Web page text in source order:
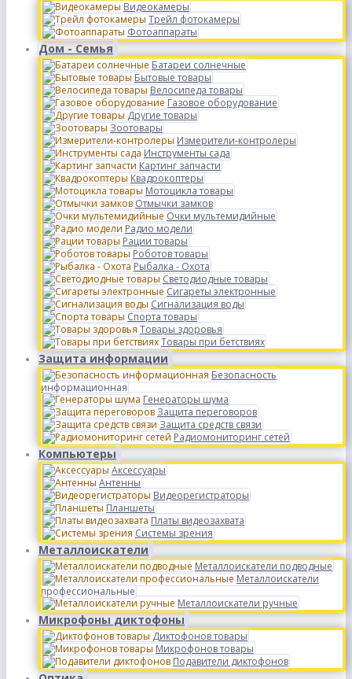
Видеокамеры
Трейл фотокамеры
Фотоаппараты
Дом - Семья
Батареи солнечные
Бытовые товары
Велосипеда товары
Газовое оборудование
Другие товары
Зоотовары
Измерители-контролеры
Инструменты сада
Картинг запчасти
Квадрокоптеры
Мотоцикла товары
Отмычки замков
Очки мультемидийные
Радио модели
Рации товары
Роботов товары
Рыбалка - Охота
Светодиодные товары
Сигареты электронные
Сигнализация воды
Спорта товары
Товары здоровья
Товары при бетствиях
Защита информации
Безопасность
информационная
Генераторы шума
Защита переговоров
Защита средств связи
Радиомониторинг сетей
Компьютеры
Аксессуары
Антенны
Видеорегистраторы
Планшеты
Платы видеозахвата
Системы зрения
Металлоискатели
Металлоискатели подводные
Металлоискатели
профессиональные
Металлоискатели ручные
Микрофоны диктофоны
Диктофонов товары
Микрофонов товары
Подавители диктофонов